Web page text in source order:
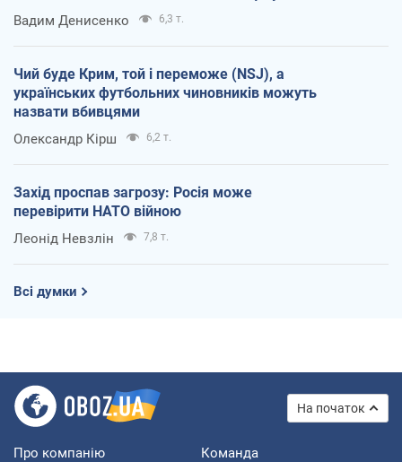
Вадим Денисенко 6,3 т.
Чий буде Крим, той і переможе (NSJ), а
українських футбольних чиновників можуть
назвати вбивцями
Олександр Кірш 6,2 т.
Захід проспав загрозу: Росія може
перевірити НАТО війною
Леонід Невзлін 7,8 т.
Всі думки
На початок
Про компанію Команда